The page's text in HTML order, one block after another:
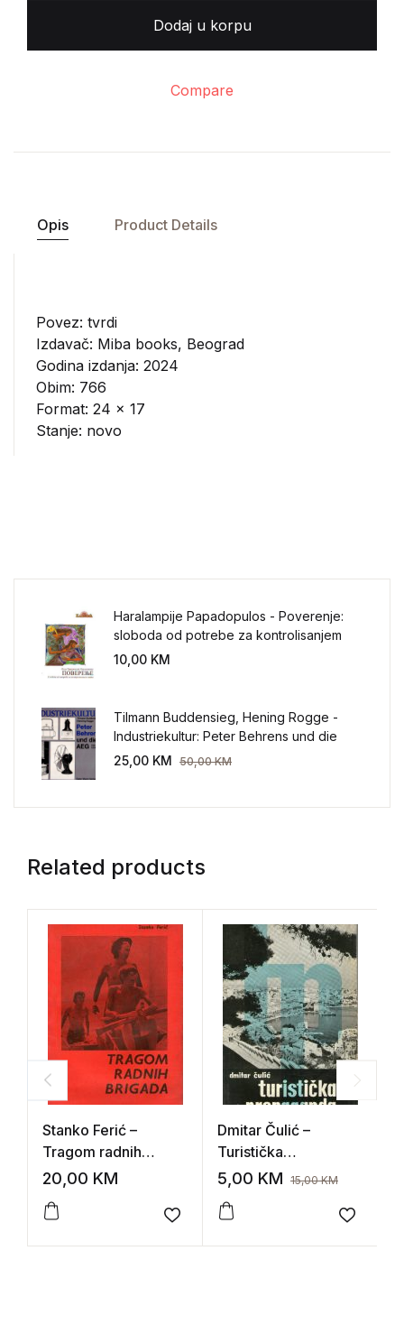
Dodaj u korpu
Compare
Opis Product Details
Povez: tvrdi
Izdavač: Miba books, Beograd
Godina izdanja: 2024
Obim: 766
Format: 24 x 17
Stanje: novo
Haralampije Papadopulos - Poverenje:
sloboda od potrebe za kontrolisanjem
sveta
10,00 KM
Tilmann Buddensieg, Hening Rogge -
Industriekultur: Peter Behrens und die
AEG 1907-1914.
25,00 KM 50,00KM
Related products
Stanko Ferić –
Tragom radnih
brigada: omladina
radnim akcijama od
20,00 KM
Add to wishlist
Dmitar Čulić –
Turistička
propaganda
5,00 KM 15,00KM
Add to